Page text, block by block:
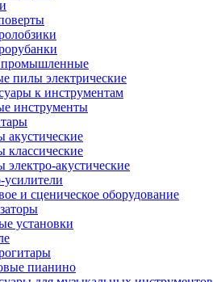
пилы электрические
к инструментам
инструменты
акустические
классические
электро-акустические
и сценическое оборудование
установки
пианино